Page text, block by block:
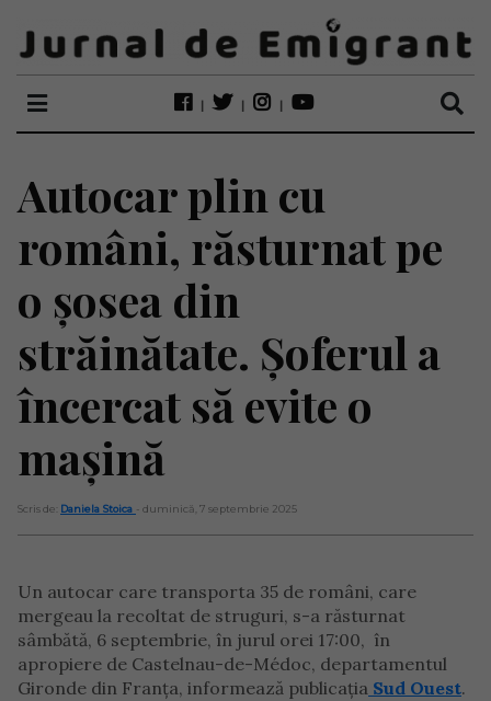
Autocar plin cu
români, răsturnat pe
o șosea din
străinătate. Șoferul a
încercat să evite o
mașină
Scris de: Daniela Stoica - duminică, 7 septembrie 2025
Un autocar care transporta 35 de români, care
mergeau la recoltat de struguri, s-a răsturnat
sâmbătă, 6 septembrie, în jurul orei 17:00, în
apropiere de Castelnau-de-Médoc, departamentul
Gironde din Franța, informează publicația Sud Ouest.